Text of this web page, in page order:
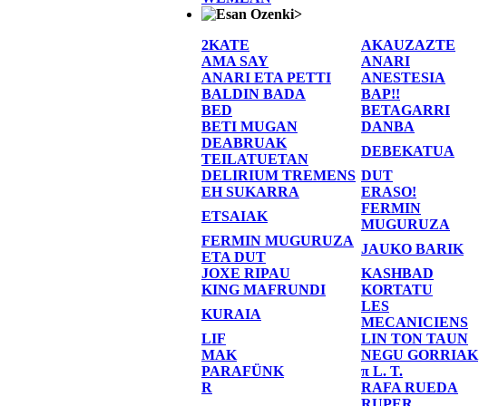
>
2KATE
AKAUZAZTE
AMA SAY
ANARI
ANARI ETA PETTI
ANESTESIA
BALDIN BADA
BAP!!
BED
BETAGARRI
BETI MUGAN
DANBA
DEABRUAK
TEILATUETAN
DEBEKATUA
DELIRIUM TREMENS DUT
EH SUKARRA
ERASO!
ETSAIAK
FERMIN
MUGURUZA
FERMIN MUGURUZA
ETA DUT
JAUKO BARIK
JOXE RIPAU
KASHBAD
KING MAFRUNDI
KORTATU
KURAIA
LES
MECANICIENS
LIF
LIN TON TAUN
MAK
NEGU GORRIAK
PARAFÜNK
π L. T.
R
RAFA RUEDA